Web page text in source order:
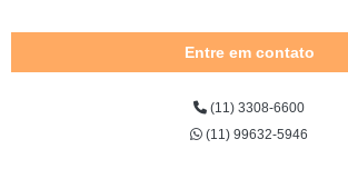
Entre em contato
(11) 3308-6600
(11) 99632-5946